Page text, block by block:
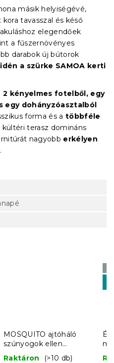
másik helyiségévé,
tavasszal és késő
elegendőek
a fűszernövényes
darabok új bútorok
idén a szürke SAMOA kerti
2 kényelmes fotelből, egy
egy dohányzóasztalból
forma és atöbbféle
kültéri terasz domináns
nagyobb erkélyen
MOSQUITO ajtóháló
szúnyogok ellen
100x210 cm
Raktáron (>10 db)